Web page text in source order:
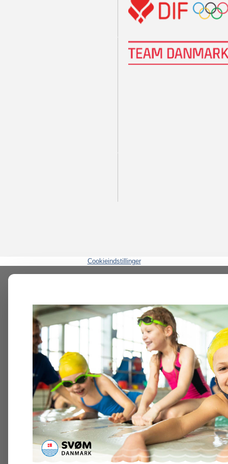
Cookieindstillinger